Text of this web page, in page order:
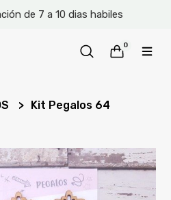
de 7 a 10 dias habiles
0
Kit Pegalos 64